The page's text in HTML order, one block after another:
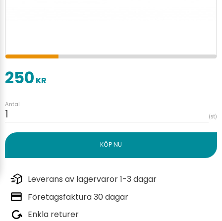
250 KR
Antal
st
Leverans av lagervaror 1-3 dagar
Företagsfaktura 30 dagar
Enkla returer